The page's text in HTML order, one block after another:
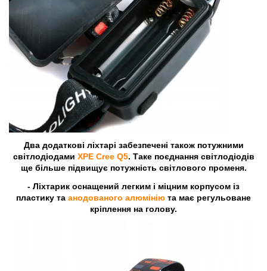
Два додаткові ліхтарі забезпечені також потужними
світлодіодами XPE Cree Q5. Таке поєднання світлодіодів
ще більше підвищує потужність світлового променя.
- Ліхтарик оснащений легким і міцним корпусом із
пластику та анодованого алюмінію та має регульоване
кріплення на голову.